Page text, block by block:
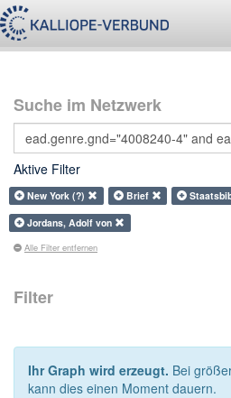
Suche im Netzwerk
Aktive Filter
New York (?) Brief
Jordans, Adolf von
Alle Filter entfernen
Filter
Ihr Graph wird erzeugt. Bei
kann dies einen Moment dauern.